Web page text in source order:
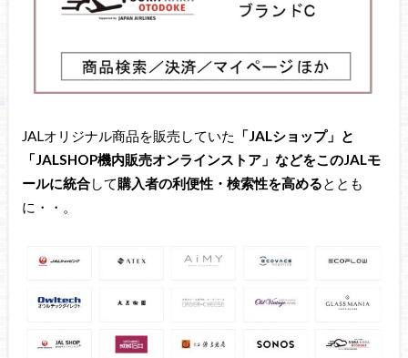
JALオリジナル商品を販売していた 「JALショップ」と
「JALSHOP機内販売オンラインストア」などをこのJALモ
ールに統合して 購入者の利便性・検索性を高めるととも
に・・。